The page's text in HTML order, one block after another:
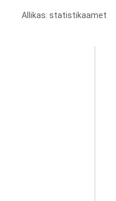
Allikas: statistikaamet